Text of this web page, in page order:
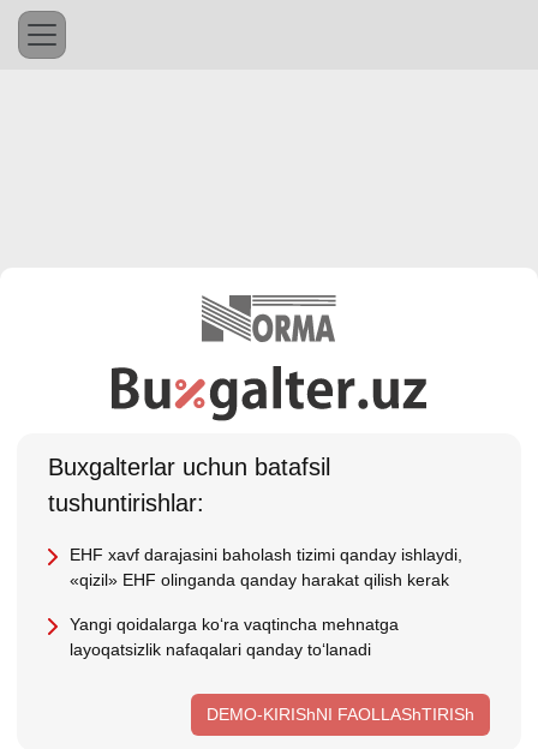
Buхgalterlar uchun batafsil
tushuntirishlar:
EHF хavf darajasini baholash tizimi qanday ishlaydi,
«qizil» EHF olinganda qanday harakat qilish kerak
Yangi qoidalarga koʻra vaqtincha mehnatga
layoqatsizlik nafaqalari qanday toʻlanadi
DEMO-KIRIShNI FAOLLAShTIRISh